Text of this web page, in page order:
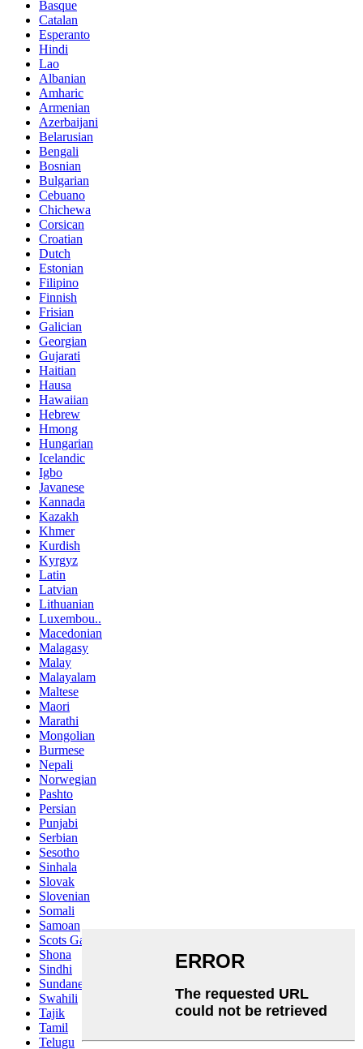
Basque
Catalan
Esperanto
Hindi
Lao
Albanian
Amharic
Armenian
Azerbaijani
Belarusian
Bengali
Bosnian
Bulgarian
Cebuano
Chichewa
Corsican
Croatian
Dutch
Estonian
Filipino
Finnish
Frisian
Galician
Georgian
Gujarati
Haitian
Hausa
Hawaiian
Hebrew
Hmong
Hungarian
Icelandic
Igbo
Javanese
Kannada
Kazakh
Khmer
Kurdish
Kyrgyz
Latin
Latvian
Lithuanian
Luxembou..
Macedonian
Malagasy
Malay
Malayalam
Maltese
Maori
Marathi
Mongolian
Burmese
Nepali
Norwegian
Pashto
Persian
Punjabi
Serbian
Sesotho
Sinhala
Slovak
Slovenian
Somali
Samoan
Scots Gaelic
Shona
Sindhi
Sundanese
Swahili
Tajik
Tamil
Telugu